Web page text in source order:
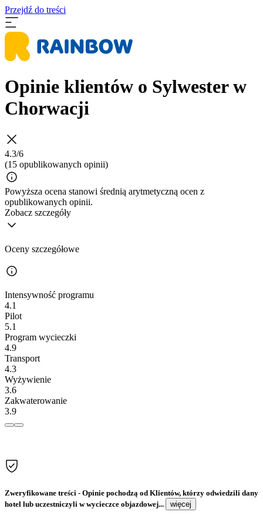
Przejdź do treści
Opinie klientów o Sylwester w
Chorwacji
4.3/6
(15 opublikowanych opinii)
Powyższa ocena stanowi średnią arytmetyczną ocen z
opublikowanych opinii.
Zobacz szczegóły
Oceny szczegółowe
Intensywność programu
4.1
Pilot
5.1
Program wycieczki
4.9
Transport
4.3
Wyżywienie
3.6
Zakwaterowanie
3.9
Zweryfikowane treści - Opinie pochodzą od Klientów, którzy odwiedzili dany
hotel lub uczestniczyli w wycieczce objazdowej...
więcej